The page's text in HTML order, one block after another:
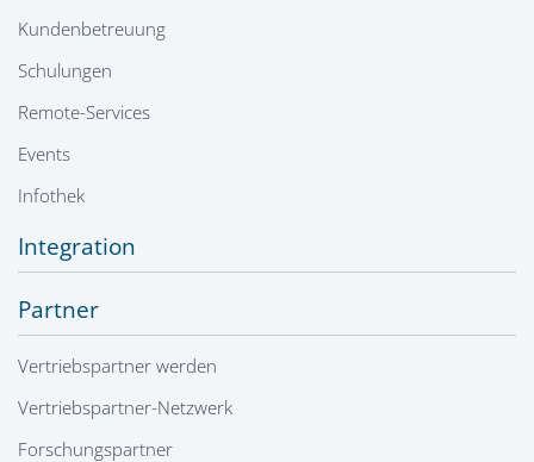
Kundenbetreuung
Schulungen
Remote-Services
Events
Infothek
Integration
Partner
Vertriebspartner werden
Vertriebspartner-Netzwerk
Forschungspartner